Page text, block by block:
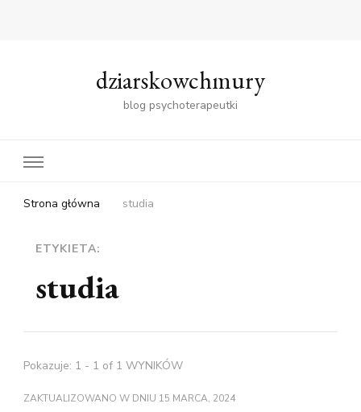
dziarskowchmury
blog psychoterapeutki
Strona główna studia
ETYKIETA:
studia
Pokazuje: 1 - 1 of 1 WYNIKÓW
ZAKTUALIZOWANO W DNIU 15 MARCA, 2024